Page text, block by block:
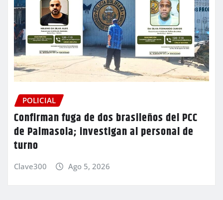
POLICIAL
Confirman fuga de dos brasileños del PCC
de Palmasola; investigan al personal de
turno
Clave300 Ago 5, 2026